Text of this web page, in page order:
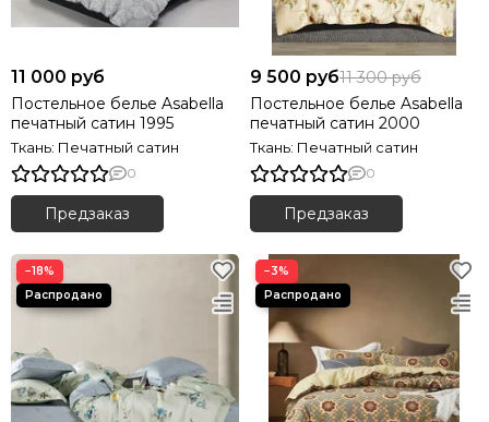
11 000 руб
Постельное белье Asabella
печатный сатин 1995
Ткань: Печатный сатин
0
Предзаказ
9 500 руб11 300 руб
Постельное белье Asabella
печатный сатин 2000
Ткань: Печатный сатин
0
Предзаказ
−18% −3%